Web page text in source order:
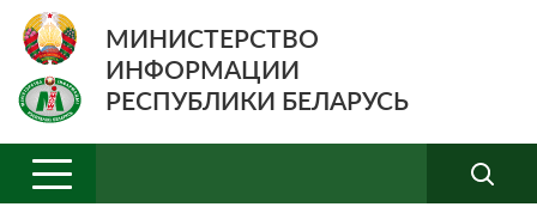
МИНИСТЕРСТВО
ИНФОРМАЦИИ
РЕСПУБЛИКИ БЕЛАРУСЬ